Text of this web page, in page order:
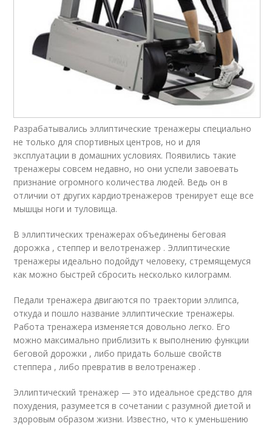
Разрабатывались эллиптические тренажеры специально
не только для спортивных центров, но и для
эксплуатации в домашних условиях. Появились такие
тренажеры совсем недавно, но они успели завоевать
признание огромного количества людей. Ведь он в
отличии от других кардиотренажеров тренирует еще все
мышцы ноги и туловища.
В эллиптических тренажерах объединены беговая
дорожка , степпер и велотренажер . Эллиптические
тренажеры идеально подойдут человеку, стремящемуся
как можно быстрей сбросить несколько килограмм.
Педали тренажера двигаются по траектории эллипса,
откуда и пошло название эллиптические тренажеры.
Работа тренажера изменяется довольно легко. Его
можно максимально приблизить к выполнению функции
беговой дорожки , либо придать больше свойств
степпера , либо превратив в велотренажер .
Эллиптический тренажер — это идеальное средство для
похудения, разумеется в сочетании с разумной диетой и
здоровым образом жизни. Известно, что к уменьшению